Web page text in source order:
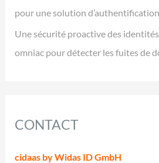
pour une solution
Une sécurité proactive des
omniac pour détecter les fuites de
CONTACT
cidaas by Widas ID GmbH